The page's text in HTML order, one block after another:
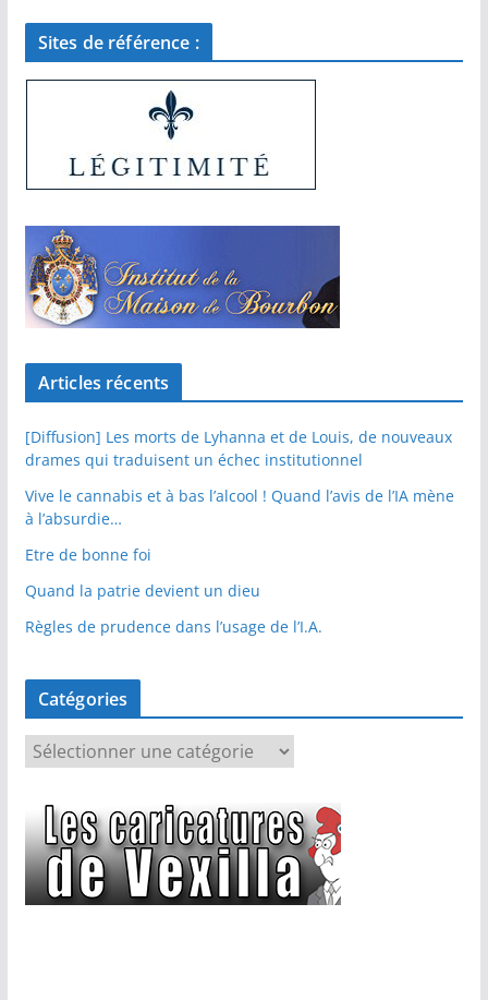
Sites de référence :
Articles récents
[Diffusion] Les morts de Lyhanna et de Louis, de nouveaux
drames qui traduisent un échec institutionnel
Vive le cannabis et à bas l’alcool ! Quand l’avis de l’IA mène
à l’absurdie…
Etre de bonne foi
Quand la patrie devient un dieu
Règles de prudence dans l’usage de l’I.A.
Catégories
é
g
o
r